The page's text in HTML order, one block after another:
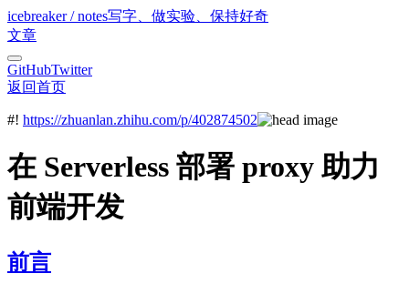
icebreaker / notes写字、做实验、保持好奇
文章
GitHubTwitter
返回首页
#! https://zhuanlan.zhihu.com/p/402874502
在 Serverless 部署 proxy 助力
前端开发
前言